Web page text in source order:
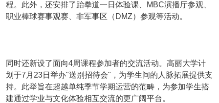
程。此外，还安排了跆拳道一日体验课、MBC演播厅参观、
职业棒球赛事观赛、非军事区（DMZ）参观等活动。
同时还新设了面向4周课程参加者的交流活动。高丽大学计
划于7月23日举办"送别招待会"，为学生间的人脉拓展提供支
持。此举旨在超越单纯季节学期运营的范畴，为参加学生搭
建通过学业与文化体验相互交流的更广阔平台。